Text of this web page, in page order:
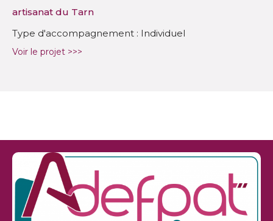
artisanat du Tarn
Type d'accompagnement : Individuel
Voir le projet >>>